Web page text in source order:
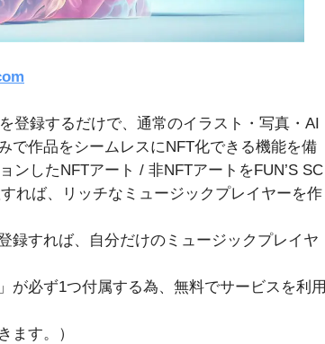
登録するだけで、通常のイラスト・写真・AI
で作品をシームレスにNFT化できる機能を備
ンしたNFTアート / 非NFTアートをFUN’S SC
れば、リッチなミュージックプレイヤーを作
録すれば、自分だけのミュージックプレイヤ
が必ず1つ付属する為、無料でサービスを利用
ます。）